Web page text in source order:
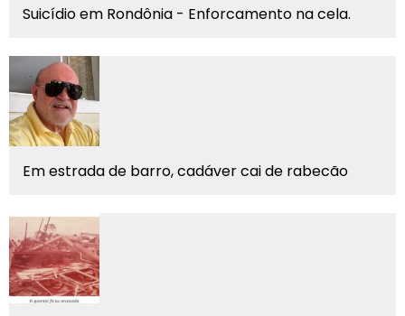
Suicídio em Rondônia - Enforcamento na cela.
Em estrada de barro, cadáver cai de rabecão